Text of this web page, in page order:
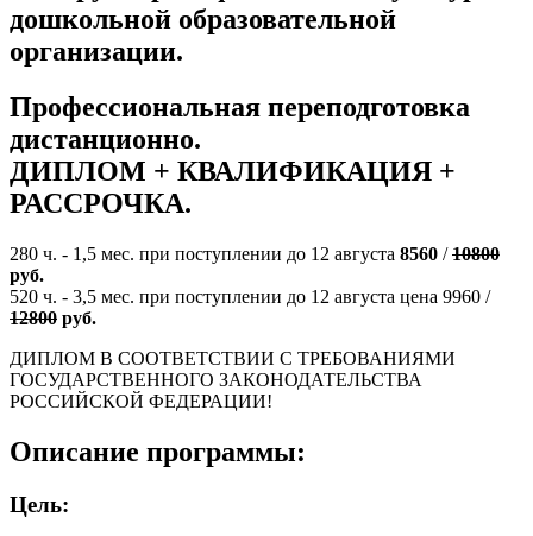
дошкольной образовательной
организации.
Профессиональная переподготовка
дистанционно.
ДИПЛОМ + КВАЛИФИКАЦИЯ +
РАССРОЧКА.
280 ч. - 1,5 мес. при поступлении до 12 августа 8560 /10800
руб.
520 ч. - 3,5 мес. при поступлении до 12 августа цена 9960 /
12800 руб.
ДИПЛОМ В СООТВЕТСТВИИ С ТРЕБОВАНИЯМИ
ГОСУДАРСТВЕННОГО ЗАКОНОДАТЕЛЬСТВА
РОССИЙСКОЙ ФЕДЕРАЦИИ!
Описание программы:
Цель: